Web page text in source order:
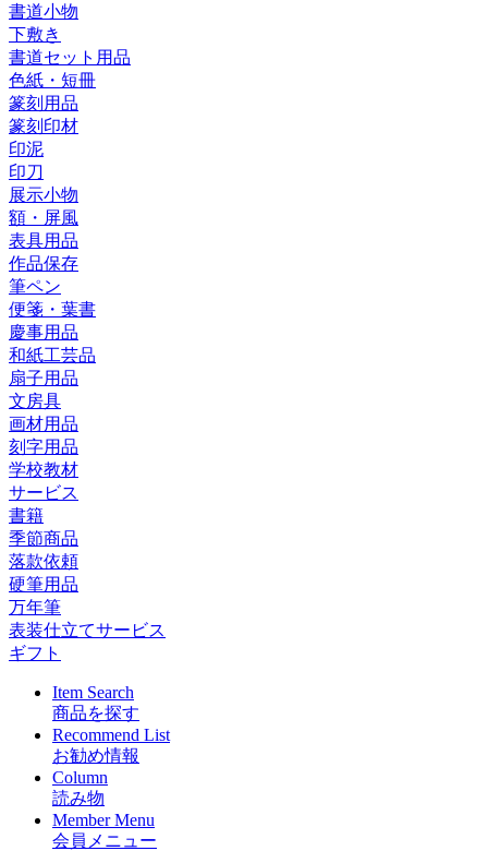
書道小物
下敷き
書道セット用品
色紙・短冊
篆刻用品
篆刻印材
印泥
印刀
展示小物
額・屏風
表具用品
作品保存
筆ペン
便箋・葉書
慶事用品
和紙工芸品
扇子用品
文房具
画材用品
刻字用品
学校教材
サービス
書籍
季節商品
落款依頼
硬筆用品
万年筆
表装仕立てサービス
ギフト
Item Search
商品を探す
Recommend List
お勧め情報
Column
読み物
Member Menu
会員メニュー